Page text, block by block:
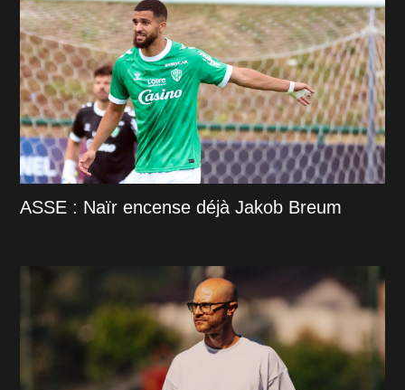
ASSE : Naïr encense déjà Jakob Breum